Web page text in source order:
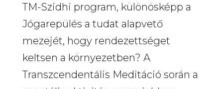
TM-Szidhi program, különösképp a
Jógarepülés a tudat alapvető
mezejét, hogy rendezettséget
keltsen a környezetben? A
Transzcendentális Meditáció során a